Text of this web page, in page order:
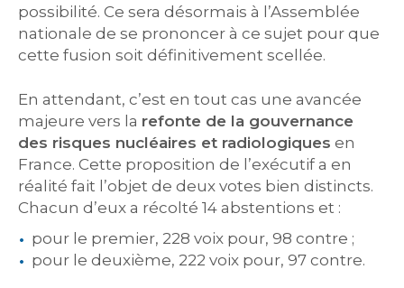
possibilité. Ce sera désormais à l’Assemblée
nationale de se prononcer à ce sujet pour que
cette fusion soit définitivement scellée.
En attendant, c’est en tout cas une avancée
majeure vers la refonte de la gouvernance
des risques nucléaires et radiologiques en
France. Cette proposition de l’exécutif a en
réalité fait l’objet de deux votes bien distincts.
Chacun d’eux a récolté 14 abstentions et :
pour le premier, 228 voix pour, 98 contre ;
pour le deuxième, 222 voix pour, 97 contre.